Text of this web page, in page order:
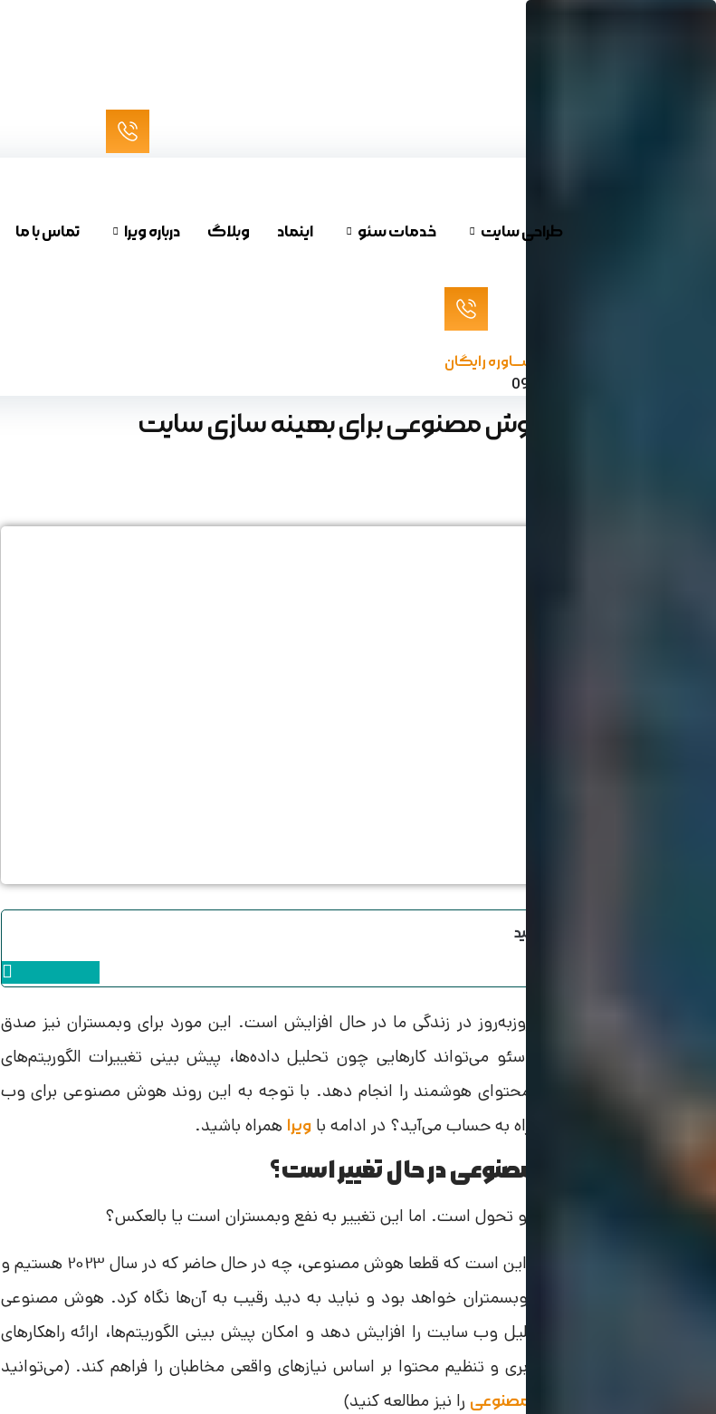
طراحی سایت خدمات سئو اینماد وبلاگ درباره ویرا تماس با ما
مشـــاوره رایگان
09120624732
آینده‌ای روشن با هوش مصنوعی برای بهینه سازی سایت
اینستاگرام ویرا رو دنبال کنید
استفاده از هوش مصنوعی روزبه‌روز در زندگی ما در حال افزایش است. این مورد برای وبمستران نیز صدق
می‌کند. هوش مصنوعی در سئو می‌تواند کارهایی چون تحلیل داده‌ها، پیش بینی تغییرات الگوریتم‌های
موتورهای جستجو و تولید محتوای هوشمند را انجام دهد. با توجه به این روند هوش مصنوعی برای وب
مستران یک رقیب یا یک همراه به حساب می‌آید؟ در ادامه با ویرا همراه باشید.
آینده سئو با هوش مصنوعی در حال تغییر است؟
بله؛ آینده سئو در حال تغییر و تحول است. اما این تغییر به نفع وبمستران است یا بالعکس؟
نکته‌ی مهمی که باید بدانید این است که قطعا هوش مصنوعی، چه در حال حاضر که در سال 2023 هستیم و
چه در آینده، در خدمت به وبسمتران خواهد بود و نباید به دید رقیب به آن‌ها نگاه کرد. هوش مصنوعی
می‌تواند سرعت تجریه و تحلیل وب سایت را افزایش دهد و امکان پیش بینی الگوریتم‌ها، ارائه راهکارهای
بهینه جهت بهبود تجربه کاربری و تنظیم محتوا بر اساس نیازهای واقعی مخاطبان را فراهم کند. (می‌توانید
طراحی سایت با هوش مصنوعی را نیز مطالعه کنید)